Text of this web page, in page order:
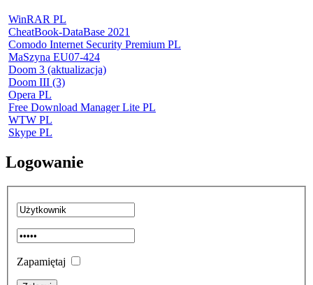
WinRAR PL
CheatBook-DataBase 2021
Comodo Internet Security Premium PL
MaSzyna EU07-424
Doom 3 (aktualizacja)
Doom III (3)
Opera PL
Free Download Manager Lite PL
WTW PL
Skype PL
Logowanie
Zapamiętaj